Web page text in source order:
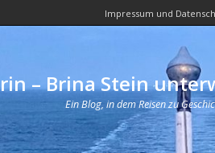
Impressum und
– Brina Stein
Ein Blog, in dem Reisen zu